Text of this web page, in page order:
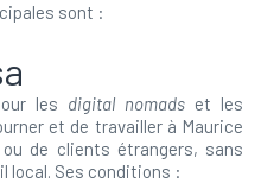
sont :
les digital nomads et les
et de travailler à Maurice
ou de clients étrangers, sans
local. Ses conditions :